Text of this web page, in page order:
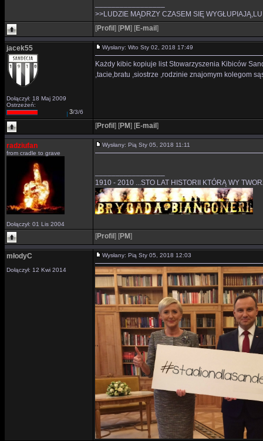
>>LUDZIE MĄDRZY CZASEM SIĘ
[Profil ] [PM] [E-mail ]
jacek55
Dołączył: 18 Maj 2009
Ostrzeżeń:
3/3/6
Wysłany: Wto Sty 02, 2018 17:49
Każdy kibic kopiuje list Stowarzyszenia Kibiców
,tacie,bratu ,siostrze ,rodzinie znajomym kolegom
[Profil ] [PM] [E-mail ]
radziufan
from cradle to grave
Dołączył: 01 Lis 2004
Wysłany: Pią Sty 05, 2018 11:11
1910 - 2010 ...STO LAT HISTORII KTÓRĄ WY
[Profil ] [PM]
młodyC
Dołączył: 12 Kwi 2014
Wysłany: Pią Sty 05, 2018 12:03